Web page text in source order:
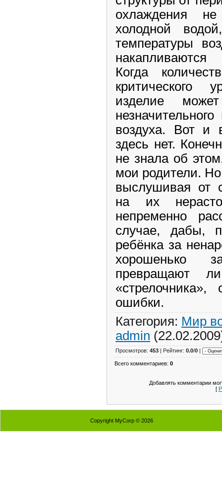
охлаждения
холодной
температуры
Когда
критического
изделие
воздуха. Вот и
здесь нет.
не знала об
мои родители.
выслушивая от
на их
непременно
случае, дабы,
ребёнка за
хорошенько
превращают
ошибки.
Категория: Мир
admin
Просмотров: 453 | Рейтинг: 0.0/0 |
Всего комментариев: 0
Добавлять комментарии
[
Copyright MyCorp © 2026